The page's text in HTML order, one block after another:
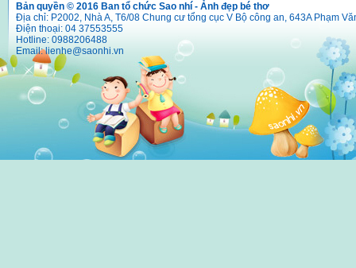
Bản quyền © 2016 Ban tổ chức Sao nhí - Ảnh đẹp bé thơ
Địa chỉ: P2002, Nhà A, T6/08 Chung cư tổng cục V Bộ công an, 643A Phạm
Điện thoại: 04 37553555
Hotline: 0988206488
Email:lienhe@saonhi.vn